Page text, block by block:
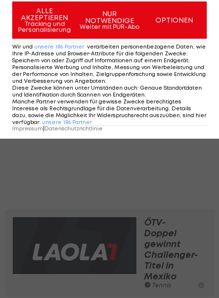
ÖTV-
Doppel
gewinnt
Challenger-
Titel in
Mexiko
Tennis
ALLE
AKZEPTIEREN
Tracking und
Personalisierung
NUR
NOTWENDIGE
Weiter mit PUR-Abo
OPTIONEN
Wir und unsere 186 Partner verarbeiten personenbezogene Daten, wie
Ihre IP-Adresse und Browser-Attribute für die folgenden Zwecke:
Speichern von oder Zugriff auf Informationen auf einem Endgerät;
Personalisierte Werbung und Inhalte, Messung von Werbeleistung und
der Performance von Inhalten, Zielgruppenforschung sowie Entwicklung
und Verbesserung von Angeboten
Diese Zwecke können unter Umständen auch: Genaue Standortdaten
und Identifikation durch Scannen von Endgeräten
Manche Partner verwenden für gewisse Zwecke berechtigtes
Interesse als Rechtsgrundlage für die Datenverarbeitung. Details
dazu, sowie die Möglichkeit Ihr Widerspruchsrecht auszuüben, sind hier
verfügbar: unsere 186 Partner
Impressum|Datenschutzrichtlinie